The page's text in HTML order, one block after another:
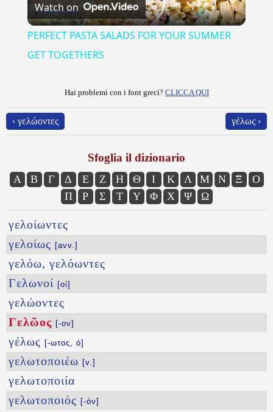
Video
Watch on
PERFECT PASTA SALADS FOR YOUR SUMMER
GET TOGETHERS
Hai problemi con i font greci? CLICCA QUI
‹ γελώοντες γέλως ›
Sfoglia il dizionario
Α Β Γ Δ Ε Ζ Η Θ Ι Κ Λ Μ Ν Ξ
Ο
Π
Ρ Σ Τ Υ Φ Χ Ψ Ω
γελοίωντες
γελοίως [avv.]
γελόω, γελόωντες
Γελωνοί [οἱ]
γελώοντες
Γελῶος [-ον]
γέλως [-ωτος, ὁ]
γελωτοποιέω [v.]
γελωτοποιία
γελωτοποιός [-όν]